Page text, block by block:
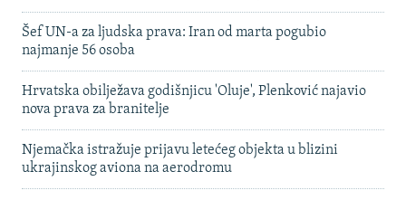
Šef UN-a za ljudska prava: Iran od marta pogubio
najmanje 56 osoba
Hrvatska obilježava godišnjicu 'Oluje', Plenković najavio
nova prava za branitelje
Njemačka istražuje prijavu letećeg objekta u blizini
ukrajinskog aviona na aerodromu